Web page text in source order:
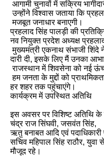
आगामी चुनावों में सक्रिय
उन्होंने विश्वास जताया कि
मजबूत जनाधार बनाएगी।
प्रहलाद सिंह पालड़ी की
नव नियुक्त प्रदेश अध्यक्ष
मुख्यमंत्री एकनाथ संभाजी शिंदे
दारी दी,इसके लिए मैं उनका
राजस्थान में शिवसेना को नई
हम जनता के मुद्दों को
हर शहर तक पहुंचाएंगे।
कार्यक्रम में उपस्थित अतिथि
इस अवसर पर विशिष्ट अतिथि के
चंद्र राज सिंघवी,जसवंत सिंह,
ऋतु बनाबत आदि एवं पदाधिकारी
सचिव महिपाल सिंह राठौर,युवा
मौजूद रहे।